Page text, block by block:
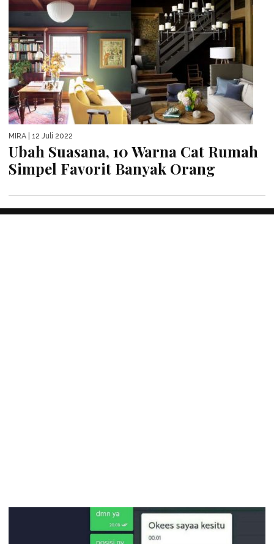
MIRA | 12 Juli 2022
Ubah Suasana, 10 Warna Cat Rumah
Simpel Favorit Banyak Orang